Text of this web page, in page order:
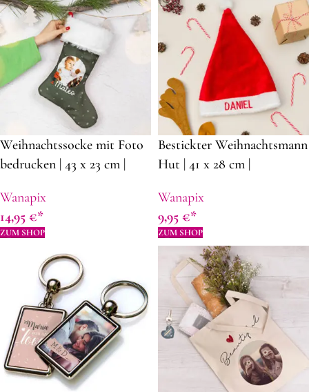
Weihnachtssocke mit Foto
bedrucken | 43 x 23 cm |
Dekorationsideen für
Weihnachten
Wanapix
14,95 €
ZUM SHOP
Bestickter Weihnachtsmann
Hut | 41 x 28 cm |
Weihnachtsdekoration
Ideen
Wanapix
9,95 €
ZUM SHOP